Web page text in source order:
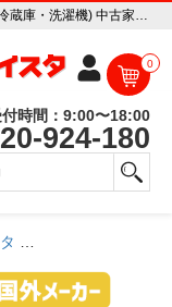
【埼玉限定】国外メーカー激安中古家電2点セット(冷蔵庫・洗濯機) 中古家電販売専門店 リサイクルショップ アイスタ
0
付時間：9:00〜18:00
924-180